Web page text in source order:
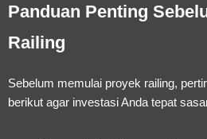
Panduan Penting
Railing
Sebelum memulai proyek railing,
berikut agar investasi Anda tepat